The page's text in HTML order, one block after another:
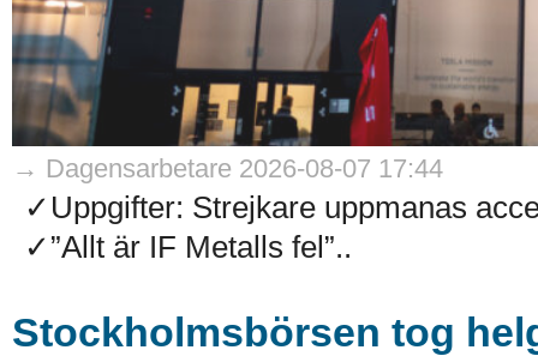
→ Dagensarbetare 2026-08-07 17:44
✓Uppgifter: Strejkare uppmanas
✓”Allt är IF Metalls fel”..
Stockholmsbörsen tog